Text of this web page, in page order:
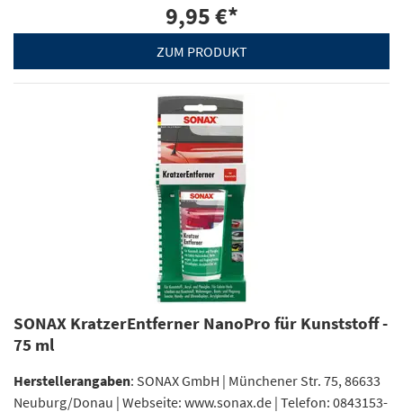
9,95 €*
ZUM PRODUKT
SONAX KratzerEntferner NanoPro für Kunststoff -
75 ml
Herstellerangaben: SONAX GmbH | Münchener Str. 75, 86633
Neuburg/Donau | Webseite: www.sonax.de | Telefon: 0843153-